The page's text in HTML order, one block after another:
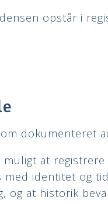
opstår i
dokumenteret
at
med identitet og
og at historik